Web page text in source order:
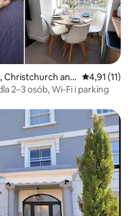
Christchurch and Średnia
4,91 (11)
2–3 osób, Wi-Fi i parking
Wybór gości